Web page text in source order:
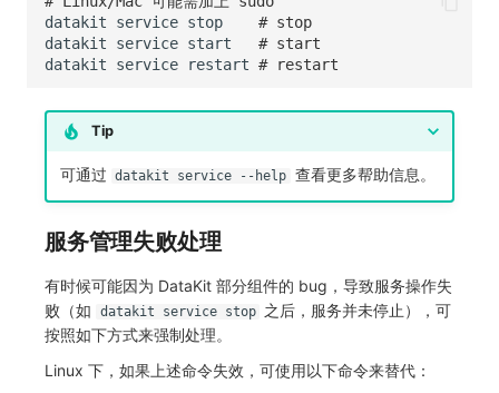
datakit
service stop
# stop
datakit
service start
# start
datakit
service restart # restart
Tip
可通过 datakit service --help 查看更多帮助信息。
服务管理失败处理
有时候可能因为 DataKit 部分组件的 bug，导致服务操作失
败（如
datakit service stop
之后，服务并未停止），可
按照如下方式来强制处理。
Linux 下，如果上述命令失效，可使用以下命令来替代：